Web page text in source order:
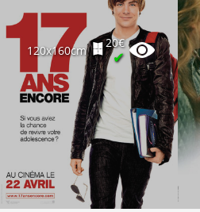
120x160cm
20€
✔